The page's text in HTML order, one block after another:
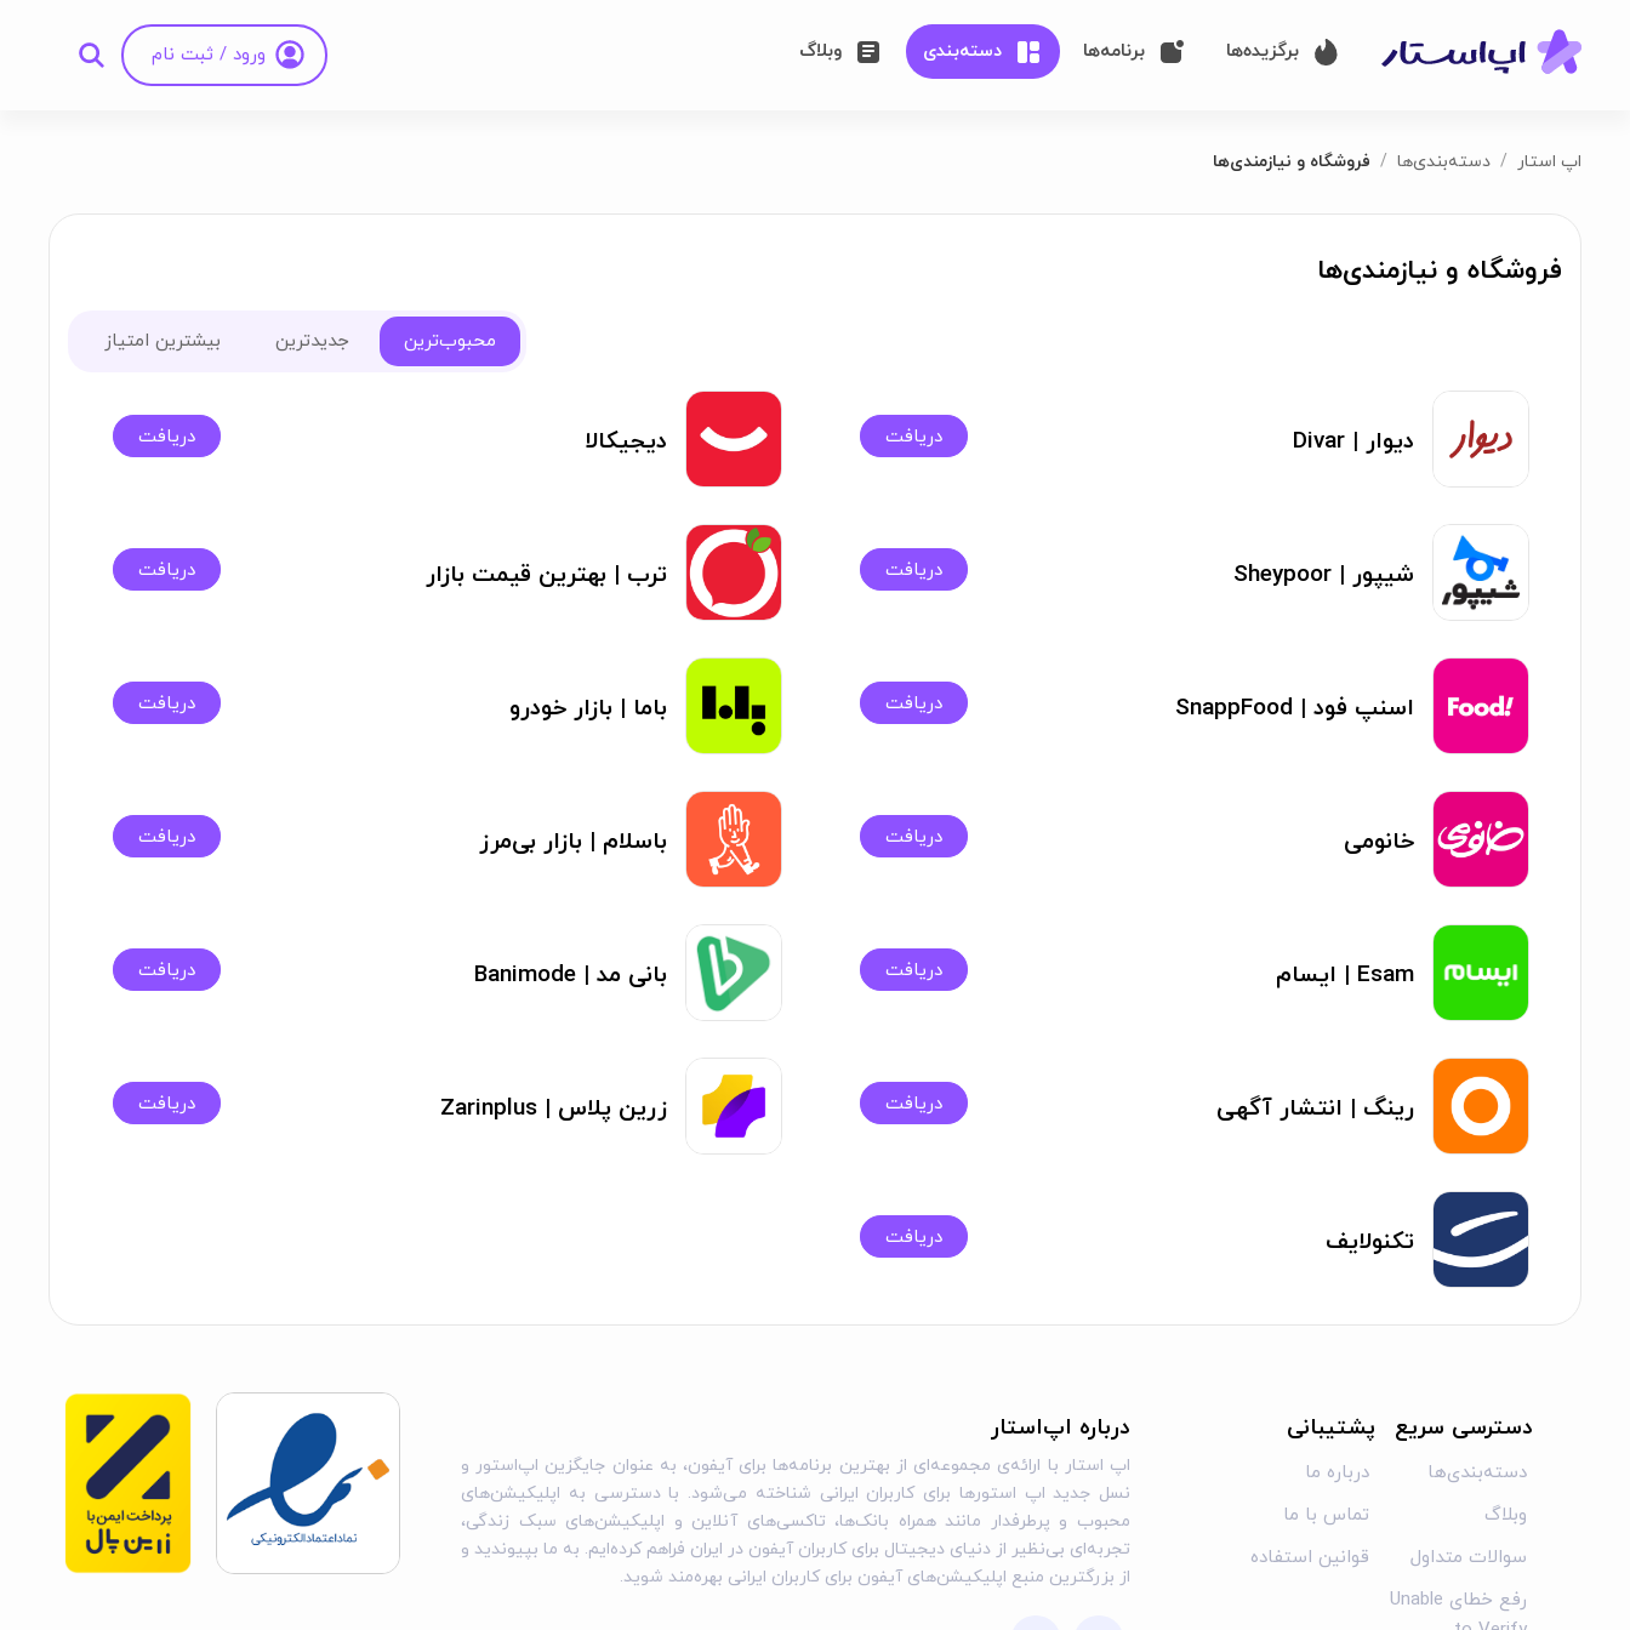
برگزیده‌ها برنامه‌ها دسته‌بندی وبلاگ ورود / ثبت نام
اپ استار دسته‌بندی‌ها فروشگاه و نیازمندی‌ها
فروشگاه و نیازمندی‌ها
محبوب‌ترین جدیدترین بیشترین امتیاز
دیوار | Divar دریافت دیجیکالا دریافت
شیپور | Sheypoor دریافت ترب | بهترین قیمت بازار دریافت
اسنپ فود | SnappFood دریافت باما | بازار خودرو دریافت
خانومی دریافت باسلام | بازار بی‌مرز دریافت
Esam | ایسام دریافت بانی مد | Banimode دریافت
رینگ | انتشار آگهی دریافت زرین پلاس | Zarinplus دریافت
تکنولایف دریافت
دسترسی سریع
دسته‌بندی‌ها
وبلاگ
سوالات متداول
رفع خطای Unable
پشتیبانی
درباره ما
تماس با ما
قوانین استفاده
درباره اپ‌استار
اپ استار با ارائه‌ی مجموعه‌ای از بهترین برنامه‌ها برای آیفون، به عنوان جایگزین اپ‌استور و
نسل جدید اپ استورها برای کاربران ایرانی شناخته می‌شود. با دسترسی به اپلیکیشن‌های
محبوب و پرطرفدار مانند همراه بانک‌ها، تاکسی‌های آنلاین و اپلیکیشن‌های سبک زندگی،
تجربه‌ای بی‌نظیر از دنیای دیجیتال برای کاربران آیفون در ایران فراهم کرده‌ایم. به ما بپیوندید و
از بزرگترین منبع اپلیکیشن‌های آیفون برای کاربران ایرانی بهره‌مند شوید.